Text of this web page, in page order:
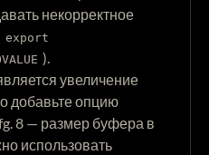
некорректное
export
).
увеличение
добавьте опцию
8 — размер буфера в
использовать